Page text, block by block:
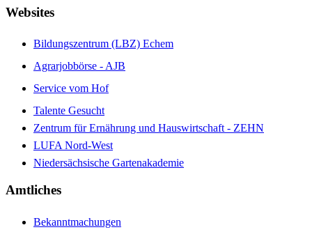
Websites
Bildungszentrum (LBZ) Echem
Agrarjobbörse - AJB
Service vom Hof
Talente Gesucht
Zentrum für Ernährung und Hauswirtschaft - ZEHN
LUFA Nord-West
Niedersächsische Gartenakademie
Amtliches
Bekanntmachungen